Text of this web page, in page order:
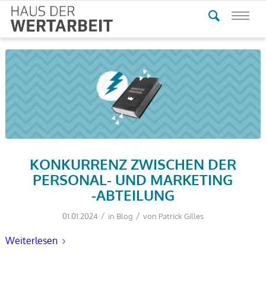
KONKURRENZ ZWISCHEN DER
PERSONAL- UND MARKETING
-ABTEILUNG
01.01.2024 / in Blog / von Patrick Gilles
Weiterlesen